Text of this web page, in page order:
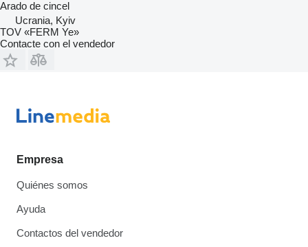
Arado de cincel
Ucrania, Kyiv
TOV «FERM Ye»
Contacte con el vendedor
Empresa
Quiénes somos
Ayuda
Contactos del vendedor